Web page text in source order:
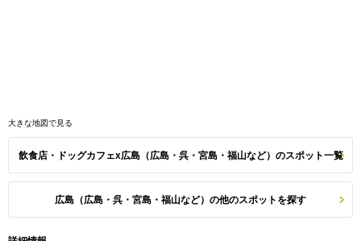
大きな地図で見る
飲食店・ドッグカフェx広島（広島・呉・宮島・福山など）のスポット一覧
広島（広島・呉・宮島・福山など）の他のスポットを探す